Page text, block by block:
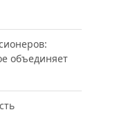
объединяет